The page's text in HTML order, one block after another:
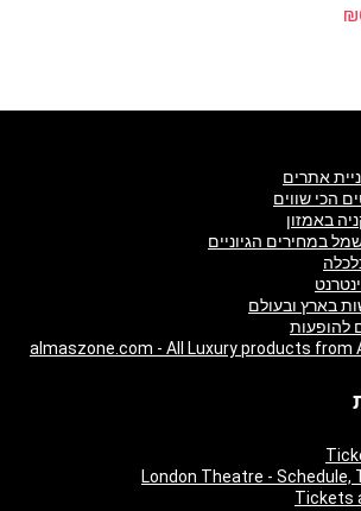
₪
almaszone.com - All Luxury products from
London Theatre - Schedule,
Tickets